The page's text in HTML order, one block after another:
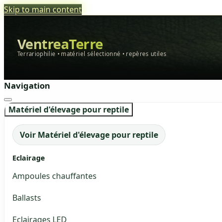
Skip to main content
VentreaTerre
Terrariophilie • matériel sélectionné • repères utiles
Navigation
Matériel d'élevage pour reptile
Voir Matériel d'élevage pour reptile
Eclairage
Ampoules chauffantes
Ballasts
Eclairages LED